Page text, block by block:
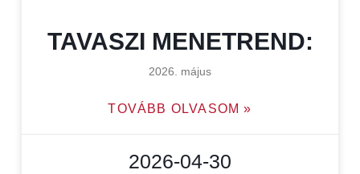
TAVASZI MENETREND:
2026. május
TOVÁBB OLVASOM »
2026-04-30